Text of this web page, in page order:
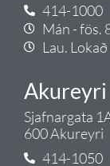
414-1000
Mán - fös.
Lau.
Akureyri
Sjafnargata
600 Akureyri
414-1050